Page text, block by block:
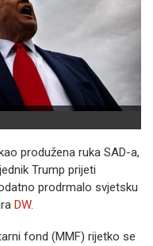
produžena ruka SAD-a,
Trump prijeti
prodrmalo svjetsku
DW.
fond (MMF) rijetko se